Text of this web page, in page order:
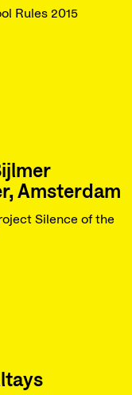
Rules 2015
Amsterdam
Silence of the